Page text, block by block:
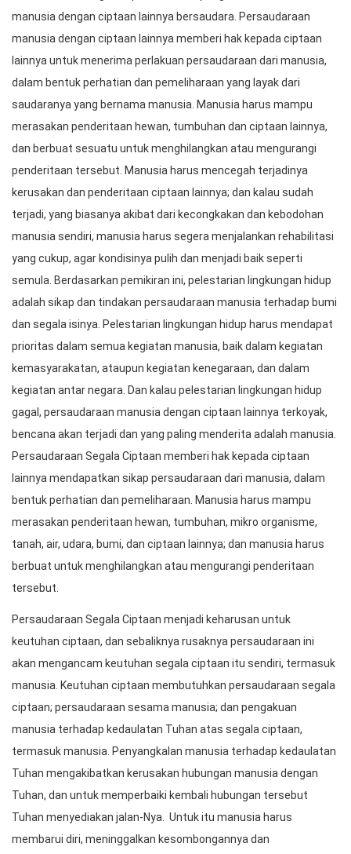
manusia dengan ciptaan lainnya bersaudara. Persaudaraan
manusia dengan ciptaan lainnya memberi hak kepada ciptaan
lainnya untuk menerima perlakuan persaudaraan dari manusia,
dalam bentuk perhatian dan pemeliharaan yang layak dari
saudaranya yang bernama manusia. Manusia harus mampu
merasakan penderitaan hewan, tumbuhan dan ciptaan lainnya,
dan berbuat sesuatu untuk menghilangkan atau mengurangi
penderitaan tersebut. Manusia harus mencegah terjadinya
kerusakan dan penderitaan ciptaan lainnya; dan kalau sudah
terjadi, yang biasanya akibat dari kecongkakan dan kebodohan
manusia sendiri, manusia harus segera menjalankan rehabilitasi
yang cukup, agar kondisinya pulih dan menjadi baik seperti
semula. Berdasarkan pemikiran ini, pelestarian lingkungan hidup
adalah sikap dan tindakan persaudaraan manusia terhadap bumi
dan segala isinya. Pelestarian lingkungan hidup harus mendapat
prioritas dalam semua kegiatan manusia, baik dalam kegiatan
kemasyarakatan, ataupun kegiatan kenegaraan, dan dalam
kegiatan antar negara. Dan kalau pelestarian lingkungan hidup
gagal, persaudaraan manusia dengan ciptaan lainnya terkoyak,
bencana akan terjadi dan yang paling menderita adalah manusia.
Persaudaraan Segala Ciptaan memberi hak kepada ciptaan
lainnya mendapatkan sikap persaudaraan dari manusia, dalam
bentuk perhatian dan pemeliharaan. Manusia harus mampu
merasakan penderitaan hewan, tumbuhan, mikro organisme,
tanah, air, udara, bumi, dan ciptaan lainnya; dan manusia harus
berbuat untuk menghilangkan atau mengurangi penderitaan
tersebut.
Persaudaraan Segala Ciptaan menjadi keharusan untuk
keutuhan ciptaan, dan sebaliknya rusaknya persaudaraan ini
akan mengancam keutuhan segala ciptaan itu sendiri, termasuk
manusia. Keutuhan ciptaan membutuhkan persaudaraan segala
ciptaan; persaudaraan sesama manusia; dan pengakuan
manusia terhadap kedaulatan Tuhan atas segala ciptaan,
termasuk manusia. Penyangkalan manusia terhadap kedaulatan
Tuhan mengakibatkan kerusakan hubungan manusia dengan
Tuhan, dan untuk memperbaiki kembali hubungan tersebut
Tuhan menyediakan jalan-Nya. Untuk itu manusia harus
membarui diri, meninggalkan kesombongannya dan